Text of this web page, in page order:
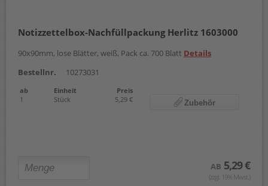
Notizzettelbox-Nachfüllpackung Herlitz 1603000
90x90mm, lose Blätter, weiß, Pack ca. 700 Blatt Details
Bestellnr.
10273031
ab Einheit
Preis
1
Stück 5,29 € Zubehör
AB 5,29 €
(zzgl. 19% Mwst.)